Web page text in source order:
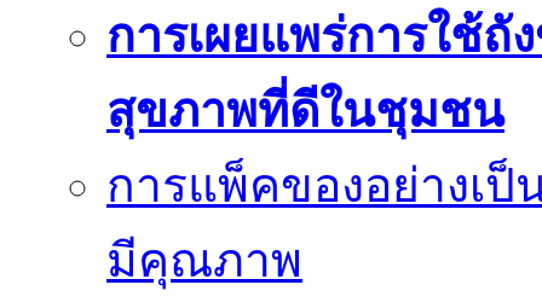
การเผยแพร่การใช้ถั
สุขภาพที่ดีในชุมชน
การแพ็คของอย่างเ
มีคุณภาพ